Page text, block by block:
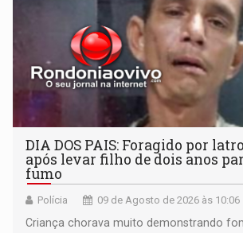
DIA DOS PAIS: Foragido por
após levar filho de dois anos
fumo
Polícia 09 de Agosto de 2026 às 10:06
Criança chorava muito demonstrando